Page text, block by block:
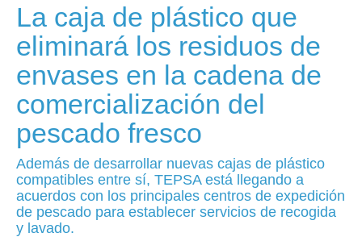
La caja de plástico que
eliminará los residuos de
envases en la cadena de
comercialización del
pescado fresco
Además de desarrollar nuevas cajas de plástico
compatibles entre sí, TEPSA está llegando a
acuerdos con los principales centros de expedición
de pescado para establecer servicios de recogida
y lavado.